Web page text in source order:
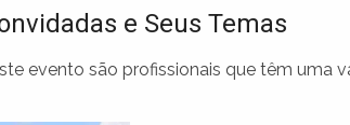
e Seus Temas
evento são profissionais que têm uma